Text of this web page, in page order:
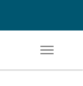
Toggle